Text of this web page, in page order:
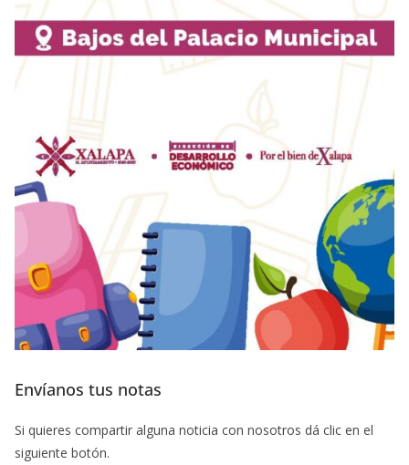
Envíanos tus notas
Si quieres compartir alguna noticia con nosotros dá clic en el
siguiente botón.